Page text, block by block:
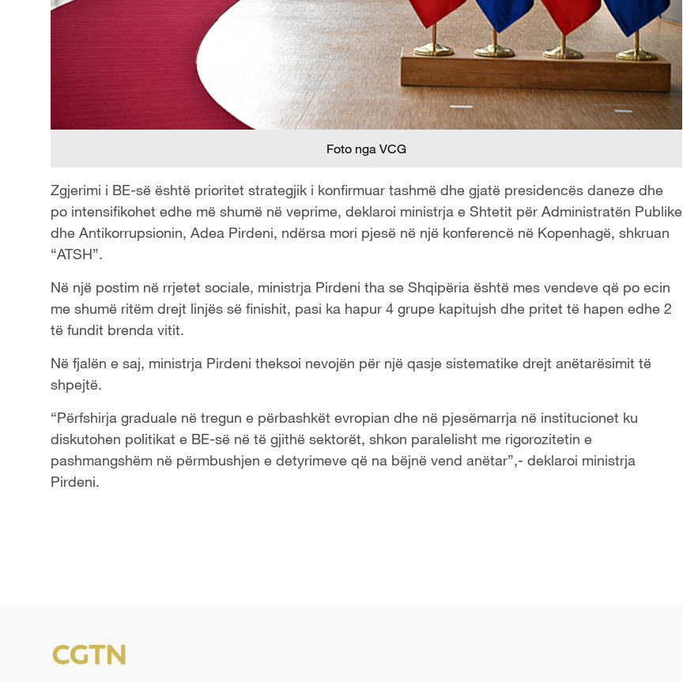
Foto nga VCG
Zgjerimi i BE-së është prioritet strategjik i konfirmuar tashmë dhe gjatë presidencës daneze dhe
po intensifikohet edhe më shumë në veprime, deklaroi ministrja e Shtetit për Administratën Publike
dhe Antikorrupsionin, Adea Pirdeni, ndërsa mori pjesë në një konferencë në Kopenhagë, shkruan
“ATSH”.
Në një postim në rrjetet sociale, ministrja Pirdeni tha se Shqipëria është mes vendeve që po ecin
me shumë ritëm drejt linjës së finishit, pasi ka hapur 4 grupe kapitujsh dhe pritet të hapen edhe 2
të fundit brenda vitit.
Në fjalën e saj, ministrja Pirdeni theksoi nevojën për një qasje sistematike drejt anëtarësimit të
shpejtë.
“Përfshirja graduale në tregun e përbashkët evropian dhe në pjesëmarrja në institucionet ku
diskutohen politikat e BE-së në të gjithë sektorët, shkon paralelisht me rigorozitetin e
pashmangshëm në përmbushjen e detyrimeve që na bëjnë vend anëtar”,- deklaroi ministrja
Pirdeni.